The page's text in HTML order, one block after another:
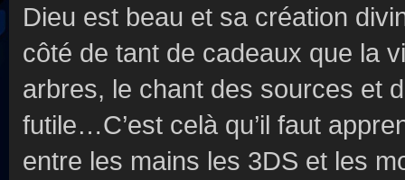
Dieu est beau et sa création
côté de tant de cadeaux que la
arbres, le chant des sources et
futile…C’est celà qu’il faut
entre les mains les 3DS et les